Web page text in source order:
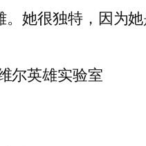
她很独特，因为